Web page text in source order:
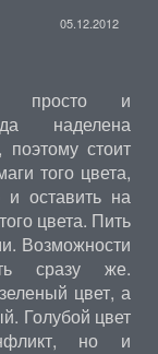
05.12.2012
просто и
наделена
стоит
того цвета,
и оставить на
цвета. Пить
Возможности
сразу же.
цвет, а
Голубой цвет
но и